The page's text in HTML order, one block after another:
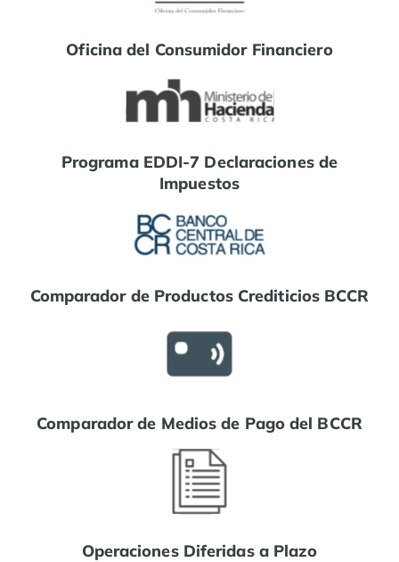
Oficina del Consumidor Financiero
Programa EDDI-7 Declaraciones de
Impuestos
Comparador de Productos Crediticios BCCR
Comparador de Medios de Pago del BCCR
Operaciones Diferidas a Plazo